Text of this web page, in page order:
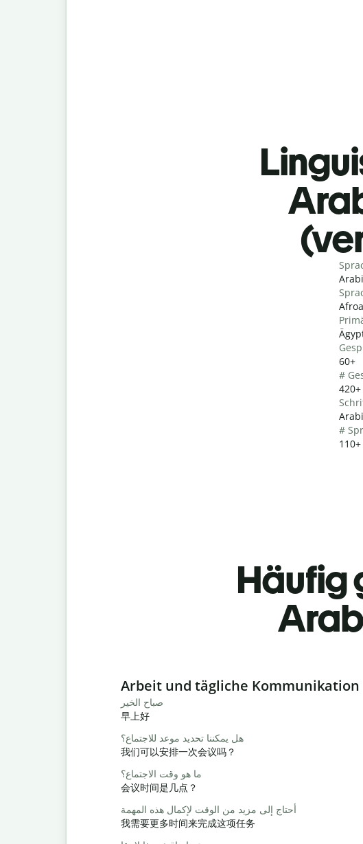
60+
#
#
Häufig
Slide 1 of 6
Arbeit und tägliche Kommunikation
صباح الخير
早上好
هل يمكننا تحديد موعد للاجتماع؟
我们可以安排一次会议吗？
ما هو وقت الاجتماع؟
会议时间是几点？
أحتاج إلى مزيد من الوقت لإكمال هذه المهمة
我需要更多时间来完成这项任务